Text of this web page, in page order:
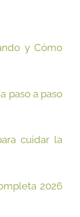
y Cómo
paso a paso
cuidar la
2026